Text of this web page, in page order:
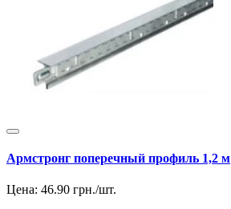
Армстронг поперечный профиль 1,2 м
Цена: 46.90 грн./шт.